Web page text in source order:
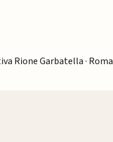
Rione Garbatella · Roma